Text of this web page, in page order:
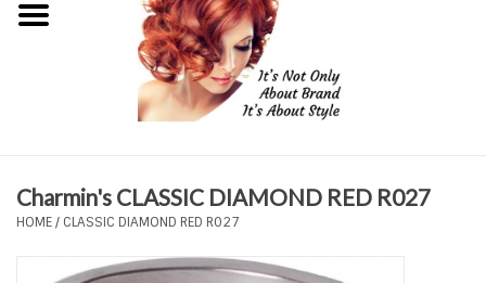
Just for Him
Plus Size Sieraden
Enkelbandjes
Charmin's CLASSIC DIAMOND RED R027
HOME/ CLASSIC DIAMOND RED R027